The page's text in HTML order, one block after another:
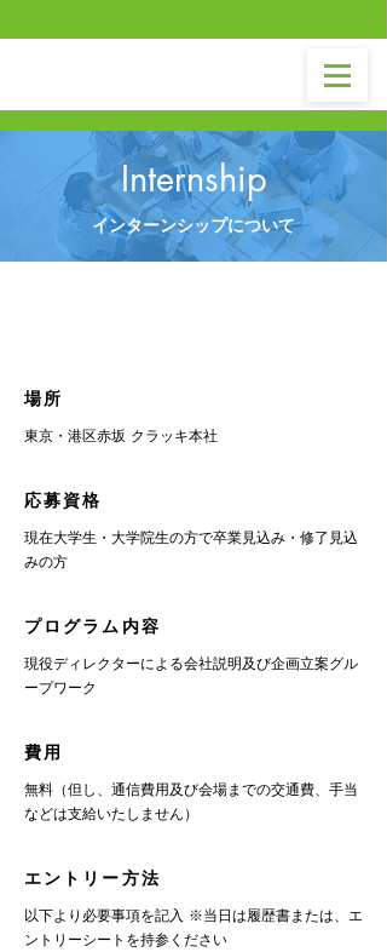
Internship
インターンシップについて
​場所
東京・港区赤坂 クラッキ本社
​応募資格
現在大学生・大学院生の方で卒業見込み・修了見込
みの方
​プログラム内容
現役ディレクターによる会社説明及び企画立案グル
ープワーク
​費用
無料（但し、通信費用及び会場までの交通費、手当
などは支給いたしません）
エントリー方法
以下より必要事項を記入 ※当日は履歴書または、エ
ントリーシートを持参ください